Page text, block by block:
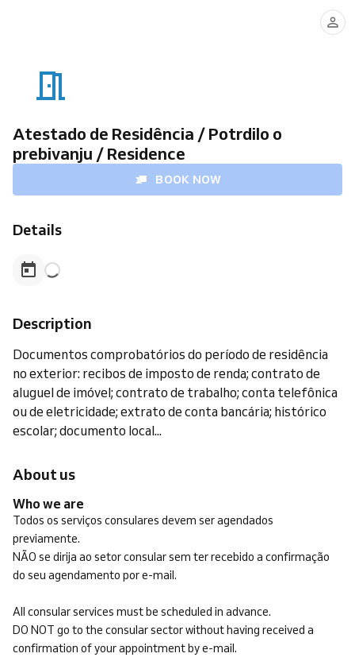
Atestado de Residência / Potrdilo o
prebivanju / Residence
BOOK NOW
Details
Description
Documentos comprobatórios do período de residência
no exterior: recibos de imposto de renda; contrato de
aluguel de imóvel; contrato de trabalho; conta telefônica
ou de eletricidade; extrato de conta bancária; histórico
escolar; documento local...
About us
Who we are
Todos os serviços consulares devem ser agendados
previamente.
NÃO se dirija ao setor consular sem ter recebido a confirmação
do seu agendamento por e-mail.
All consular services must be scheduled in advance.
DO NOT go to the consular sector without having received a
confirmation of your appointment by e-mail.